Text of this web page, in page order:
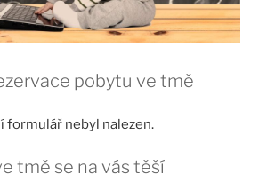
pobytu ve tmě
formulář nebyl nalezen.
tmě se na vás těší